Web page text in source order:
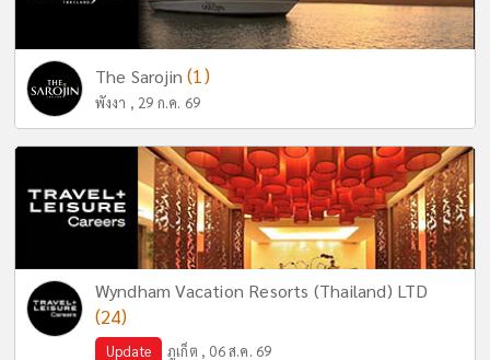
The Sarojin(1)
พังงา , 29 ก.ค. 69
Wyndham Vacation Resorts (Thailand) LTD
(24)
Update ภูเก็ต , 06 ส.ค. 69